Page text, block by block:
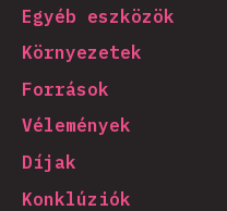
Egyéb eszközök
Környezetek
Források
Vélemények
Díjak
Konklúziók